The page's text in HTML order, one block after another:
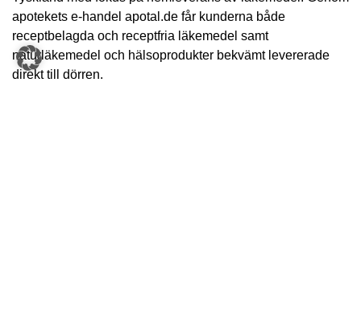
apotekets e-handel apotal.de får kunderna både
receptbelagda och receptfria läkemedel samt
naturläkemedel och hälsoprodukter bekvämt levererade
direkt till dörren.